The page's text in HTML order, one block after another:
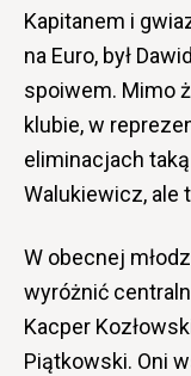
Kapitanem i
na Euro, był
spoiwem. Mimo
klubie, w
eliminacjach
Walukiewicz, ale
W obecnej
wyróżnić
Kacper
Piątkowski. Oni